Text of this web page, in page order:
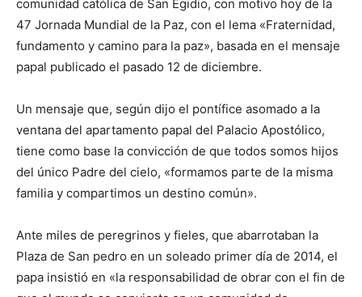
comunidad católica de San Egidio, con motivo hoy de la
47 Jornada Mundial de la Paz, con el lema «Fraternidad,
fundamento y camino para la paz», basada en el mensaje
papal publicado el pasado 12 de diciembre.
Un mensaje que, según dijo el pontífice asomado a la
ventana del apartamento papal del Palacio Apostólico,
tiene como base la convicción de que todos somos hijos
del único Padre del cielo, «formamos parte de la misma
familia y compartimos un destino común».
Ante miles de peregrinos y fieles, que abarrotaban la
Plaza de San pedro en un soleado primer día de 2014, el
papa insistió en «la responsabilidad de obrar con el fin de